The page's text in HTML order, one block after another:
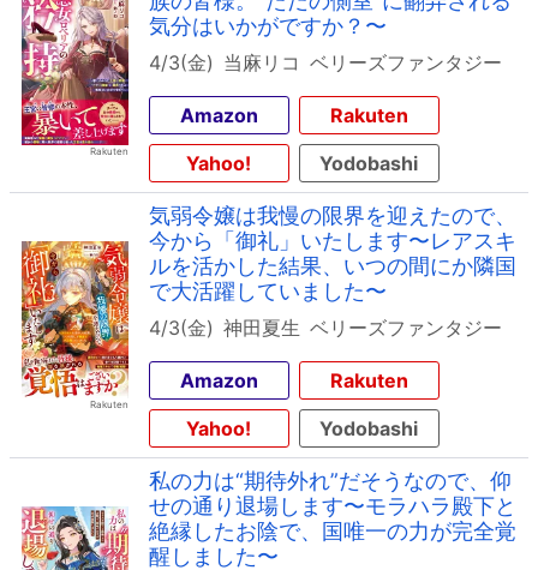
気分はいかがですか？〜
4/3(金) 当麻リコ ベリーズファンタジー
Amazon
Rakuten
Yahoo!
Yodobashi
気弱令嬢は我慢の限界を迎えたので、
今から「御礼」いたします〜レアスキ
ルを活かした結果、いつの間にか隣国
で大活躍していました〜
4/3(金) 神田夏生 ベリーズファンタジー
Amazon
Rakuten
Yahoo!
Yodobashi
私の力は“期待外れ”だそうなので、仰
せの通り退場します〜モラハラ殿下と
絶縁したお陰で、国唯一の力が完全覚
醒しました〜